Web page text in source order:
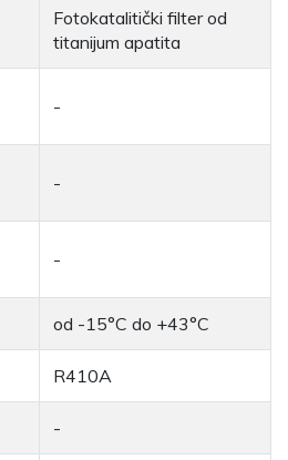
Fotokatalitički filter od
titanijum apatita
-
-
-
od -15°C do +43°C
R410A
-